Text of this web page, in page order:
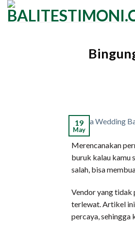
Skip
19
May
Merencanakan
buruk kalau kamu
salah, bisa
Vendor yang tidak
terlewat. Artikel ini
percaya, sehingga